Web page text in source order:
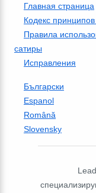
Главная страница
Кодекс
Правила
сатиры
Исправления
Български
Espanol
Română
Slovensky